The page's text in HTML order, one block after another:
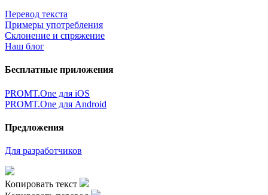
Перевод текста
Примеры употребления
Склонение и спряжение
Наш блог
Бесплатные приложения
PROMT.One для iOS
PROMT.One для Android
Предложения
Для разработчиков
Копировать текст